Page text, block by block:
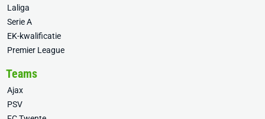
Laliga
Serie A
EK-kwalificatie
Premier League
Teams
Ajax
PSV